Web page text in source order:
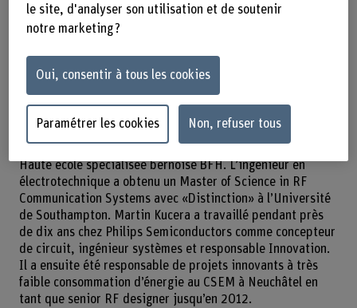
l’information de la Haute école
spécialisée bernoise. L’ingénieur en
électrotechnique succède au Prof. Max
Felser, qui a pris sa retraite.
Martin Kucera est le nouveau responsable du domaine
Haute école spécialisée bernoise BFH. L’ingénieur en
électrotechnique a obtenu un Master of Science in RF
Communication Systems avec «Distinction» à l’Université
de Southampton. Martin Kucera a travaillé pendant près
de dix ans chez Philips Semiconductors comme concepteur
de circuit, ingénieur systèmes et responsable Innovation.
Il a ensuite été responsable de projets innovants à très
faible consommation d’énergie au CSEM à Neuchâtel en
tant que senior RF designer jusqu’en 2012.
le site, d'analyser son utilisation et de soutenir
notre marketing ?
Oui, consentir à tous les cookies
Paramétrer les cookies Non, refuser tous